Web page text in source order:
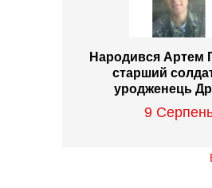
Народився Артем
старший
уродженець
9